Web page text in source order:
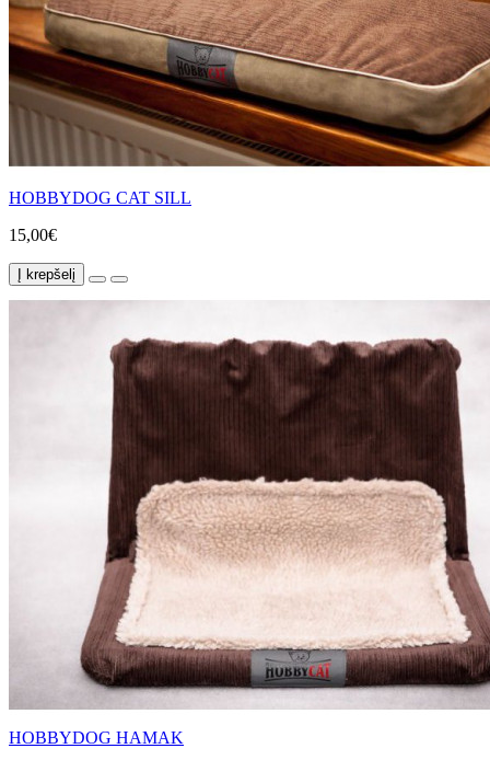
HOBBYDOG CAT SILL
15,00€
Į krepšelį
HOBBYDOG HAMAK